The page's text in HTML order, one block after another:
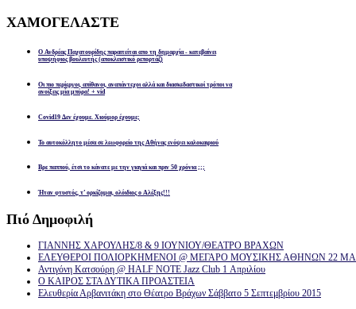
ΧΑΜΟΓΕΛΑΣΤΕ
Ο Ανδρέας Παχατουρίδης παραιτείται απο τη δημαρχία - κατεβαίνει
υποψήφιος βουλευτής (αποκλειστικό ρεπορτάζ)
Οι πιο περίεργοι, απίθανοι, αναπάντεχοι αλλά και διασκεδαστικοί τρόποι να
ανοίξεις μία μπύρα! + vid
Covid19 Δεν έχουμε. Χιούμορ έχουμε;
Το αυτοκόλλητο μέσα σε λεωφορείο της Αθήνας ενόψει καλοκαιριού
Βρε παππού, έτσι το κάνατε με την γιαγιά και πριν 50 χρόνια ;;;
Ήταν φτυστός, τ’ ορκίζομαι, ολόιδιος ο Αλέξης!!!
Πιό Δημοφιλή
ΓΙΑΝΝΗΣ ΧΑΡΟΥΛΗΣ/8 & 9 ΙΟΥΝΙΟΥ/ΘΕΑΤΡΟ ΒΡΑΧΩΝ
ΕΛΕΥΘΕΡΟΙ ΠΟΛΙΟΡΚΗΜΕΝΟΙ @ ΜΕΓΑΡΟ ΜΟΥΣΙΚΗΣ ΑΘΗΝΩΝ 22
Αντιγόνη Κατσούρη @ HALF NOTE Jazz Club 1 Απριλίου
Ο ΚΑΙΡΟΣ ΣΤΑ ΔΥΤΙΚΑ ΠΡΟΑΣΤΕΙΑ
Ελευθερία Αρβανιτάκη στο Θέατρο Βράχων Σάββατο 5 Σεπτεμβρίου 2015